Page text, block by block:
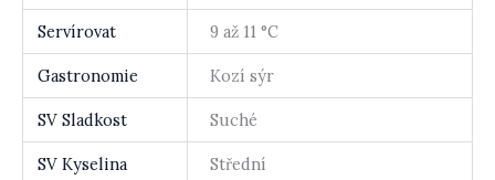
Servírovat 9 až 11 °C
Gastronomie Kozí sýr
SV Sladkost Suché
SV Kyselina Střední